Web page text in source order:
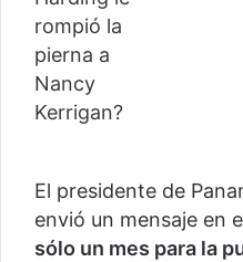
El presidente de
envió un mensaje en
sólo un mes para la